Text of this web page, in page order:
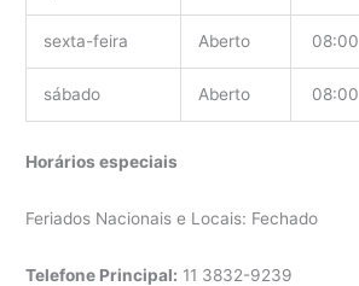
sexta-feira Aberto 08:00
sábado Aberto 08:00
Horários especiais
Feriados Nacionais e Locais: Fechado
Telefone Principal: 11 3832-9239